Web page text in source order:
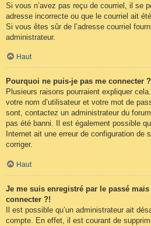
Si vous n’avez pas reçu de courriel, il se
adresse incorrecte ou que le courriel ait
Si vous êtes sûr de l’adresse courriel
administrateur.
Haut
Pourquoi ne puis-je pas me connecter ?
Plusieurs raisons pourraient expliquer
votre nom d’utilisateur et votre mot de
sont, contactez un administrateur du
pas été banni. Il est également possible
Internet ait une erreur de configuration de
corriger.
Haut
Je me suis enregistré par le passé
connecter ?!
Il est possible qu’un administrateur ait
compte. En effet, il est courant de